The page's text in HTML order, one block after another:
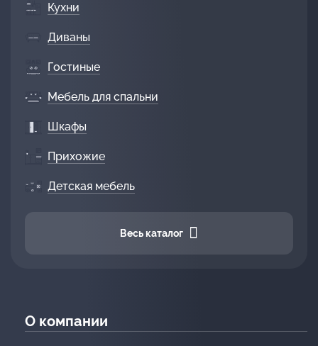
Кухни
Диваны
Гостиные
Мебель для спальни
Шкафы
Прихожие
Детская мебель
Весь каталог
О компании